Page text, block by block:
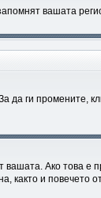
вашата
да ги промените,
вашата. Ако това
и повечето